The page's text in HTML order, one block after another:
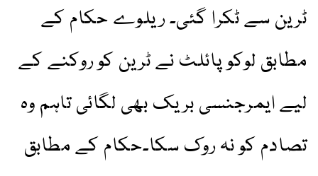
ٹرین سے ٹکرا گئی۔ ریلوے حکام کے
مطابق لوکو پائلٹ نے ٹرین کو روکنے کے
لیے ایمرجنسی بریک بھی لگائی تاہم وہ
تصادم کو نہ روک سکا۔حکام کے مطابق